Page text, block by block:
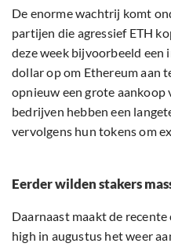
De enorme wachtrij komt
partijen die agressief ETH
deze week bijvoorbeeld
dollar op om Ethereum aan
opnieuw een grote aankoop
bedrijven hebben een
vervolgens hun tokens om
Eerder wilden stakers
Daarnaast maakt de
high in augustus het weer